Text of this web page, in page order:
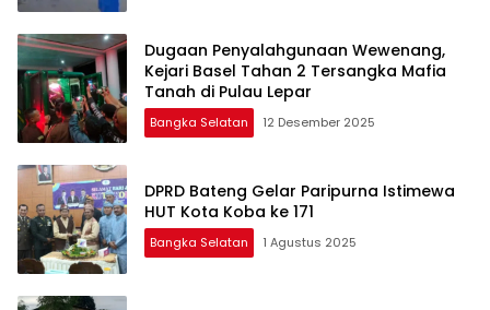
Dugaan Penyalahgunaan Wewenang,
Kejari Basel Tahan 2 Tersangka Mafia
Tanah di Pulau Lepar
Bangka Selatan 12 Desember 2025
DPRD Bateng Gelar Paripurna Istimewa
HUT Kota Koba ke 171
Bangka Selatan 1 Agustus 2025